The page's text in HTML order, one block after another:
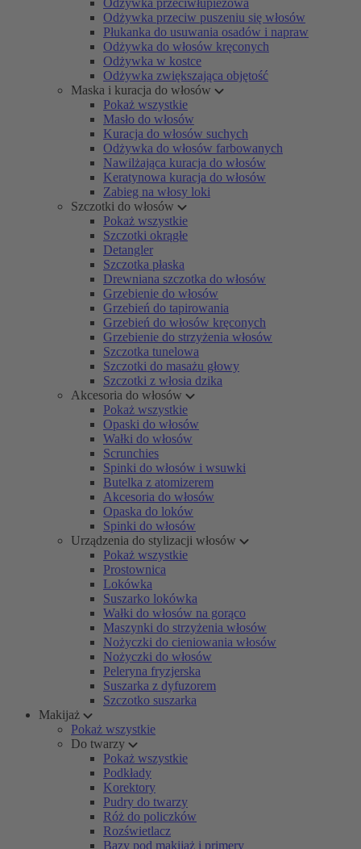
Odżywka przeciwłupieżowa
Odżywka przeciw puszeniu się włosów
Płukanka do usuwania osadów i napraw
Odżywka do włosów kręconych
Odżywka w kostce
Odżywka zwiększająca objętość
Maska i kuracja do włosów
Pokaż wszystkie
Masło do włosów
Kuracja do włosów suchych
Odżywka do włosów farbowanych
Nawilżająca kuracja do włosów
Keratynowa kuracja do włosów
Zabieg na włosy loki
Szczotki do włosów
Pokaż wszystkie
Szczotki okrągłe
Detangler
Szczotka płaska
Drewniana szczotka do włosów
Grzebienie do włosów
Grzebień do tapirowania
Grzebień do włosów kręconych
Grzebienie do strzyżenia włosów
Szczotka tunelowa
Szczotki do masażu głowy
Szczotki z włosia dzika
Akcesoria do włosów
Pokaż wszystkie
Opaski do włosów
Wałki do włosów
Scrunchies
Spinki do włosów i wsuwki
Butelka z atomizerem
Akcesoria do włosów
Opaska do loków
Spinki do włosów
Urządzenia do stylizacji włosów
Pokaż wszystkie
Prostownica
Lokówka
Suszarko lokówka
Wałki do włosów na gorąco
Maszynki do strzyżenia włosów
Nożyczki do cieniowania włosów
Nożyczki do włosów
Peleryna fryzjerska
Suszarka z dyfuzorem
Szczotko suszarka
Makijaż
Pokaż wszystkie
Do twarzy
Pokaż wszystkie
Podkłady
Korektory
Pudry do twarzy
Róż do policzków
Rozświetlacz
Bazy pod makijaż i primery